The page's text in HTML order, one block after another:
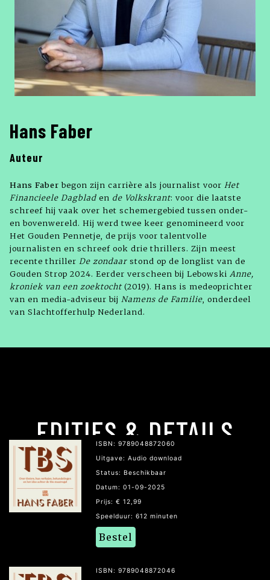
Hans Faber
Auteur
Hans Faber begon zijn carrière als journalist voor Het
Financieele Dagblad en de Volkskrant: voor die laatste
schreef hij vaak over het schemergebied tussen onder-
en bovenwereld. Hij werd twee keer genomineerd voor
Het Gouden Pennetje, de prijs voor talentvolle
journalisten en schreef ook drie thrillers. Zijn meest
recente thriller De zondaar stond op de longlist van de
Gouden Strop 2024. Eerder verscheen bij Lebowski Anne,
kroniek van een zoektocht(2019). Hans is medeoprichter
van en media-adviseur bij Namens de Familie , onderdeel
van Slachtofferhulp Nederland.
EDITIES & DETAILS
ISBN: 9789048872060
Uitgave: Audio download
Status: Beschikbaar
Datum: 01-09-2025
Prijs: € 12,99
Speelduur: 612 minuten
Bestel
ISBN: 9789048872046